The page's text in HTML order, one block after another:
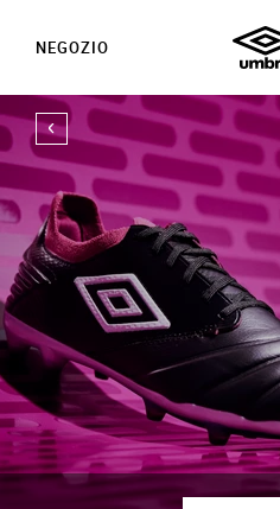
NEGOZIO